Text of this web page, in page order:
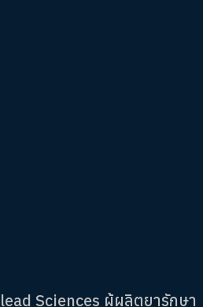
Sciences ผู้ผลิตยารักษา